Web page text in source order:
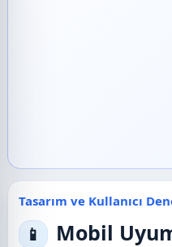
Tasarım ve Kullanıcı
📱
Mobil